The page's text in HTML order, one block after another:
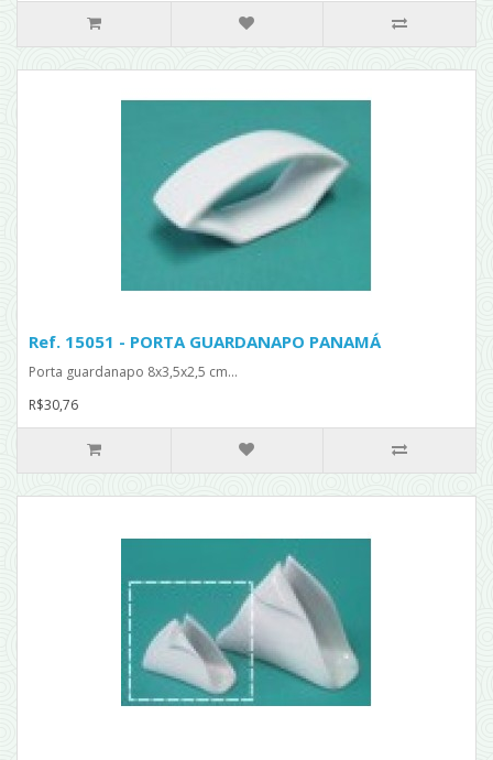
Ref. 15051 - PORTA GUARDANAPO PANAMÁ
Porta guardanapo 8x3,5x2,5 cm...
R$30,76